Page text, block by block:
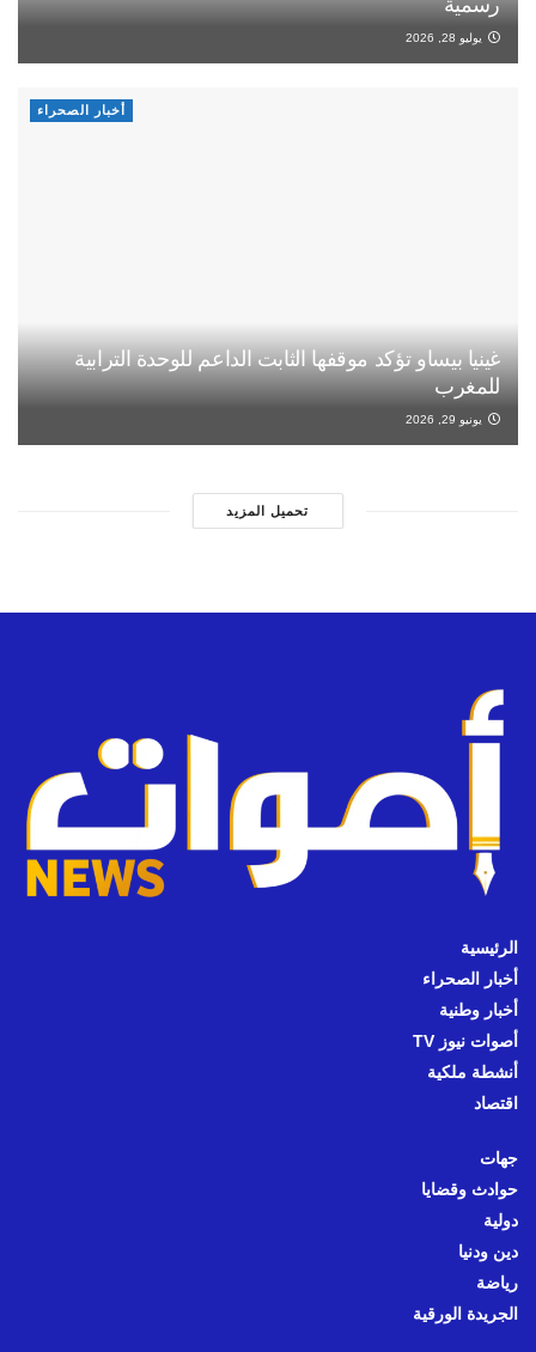
رسمية
يوليو 28, 2026
أخبار الصحراء
غينيا بيساو تؤكد موقفها الثابت الداعم للوحدة الترابية
للمغرب
يونيو 29, 2026
تحميل المزيد
الرئيسية
أخبار الصحراء
أخبار وطنية
أصوات نيوز TV
أنشطة ملكية
اقتصاد
جهات
حوادث وقضايا
دولية
دين ودنيا
رياضة
الجريدة الورقية